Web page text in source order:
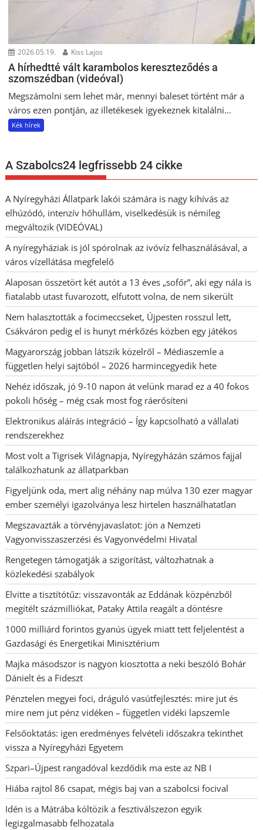
2026.05.19. Kiss Lajos
A hírhedtté vált karambolos kereszteződés a
szomszédban (videóval)
Megszámolni sem lehet már, mennyi baleset történt már a
város ezen pontján, az illetékesek igyekeznek kitalálni...
Kék hírek
A Szabolcs24 legfrissebb 24 cikke
A Nyíregyházi Állatpark lakói számára is nagy kihívás az
elhúzódó, intenzív hőhullám, viselkedésük is némileg
megváltozik (VIDEÓVAL)
A nyíregyháziak is jól spórolnak az ivóvíz felhasználásával, a
város vízellátása megfelelő
Alaposan összetört két autót a 13 éves „sofőr”, aki egy nála is
fiatalabb utast fuvarozott, elfutott volna, de nem sikerült
Nem halasztották a focimeccseket, Újpesten rosszul lett,
Csákváron pedig el is hunyt mérkőzés közben egy játékos
Magyarország jobban látszik közelről – Médiaszemle a
független helyi sajtóból – 2026 harmincegyedik hete
Nehéz időszak, jó 9-10 napon át velünk marad ez a 40 fokos
pokoli hőség – még csak most fog ráerősíteni
Elektronikus aláírás integráció – Így kapcsolható a vállalati
rendszerekhez
Most volt a Tigrisek Világnapja, Nyíregyházán számos fajjal
találkozhatunk az állatparkban
Figyeljünk oda, mert alig néhány nap múlva 130 ezer magyar
ember személyi igazolványa lesz hirtelen használhatatlan
Megszavazták a törvényjavaslatot: jön a Nemzeti
Vagyonvisszaszerzési és Vagyonvédelmi Hivatal
Rengetegen támogatják a szigorítást, változhatnak a
közlekedési szabályok
Elvitte a tisztítótűz: visszavonták az Eddának közpénzből
megítélt százmilliókat, Pataky Attila reagált a döntésre
1000 milliárd forintos gyanús ügyek miatt tett feljelentést a
Gazdasági és Energetikai Minisztérium
Majka másodszor is nagyon kiosztotta a neki beszóló Bohár
Dánielt és a Fideszt
Pénztelen megyei foci, dráguló vasútfejlesztés: mire jut és
mire nem jut pénz vidéken – független vidéki lapszemle
Felsőoktatás: igen eredményes felvételi időszakra tekinthet
vissza a Nyíregyházi Egyetem
Szpari–Újpest rangadóval kezdődik ma este az NB I
Hiába rajtol 86 csapat, mégis baj van a szabolcsi focival
Idén is a Mátrába költözik a fesztiválszezon egyik
legizgalmasabb felhozatala